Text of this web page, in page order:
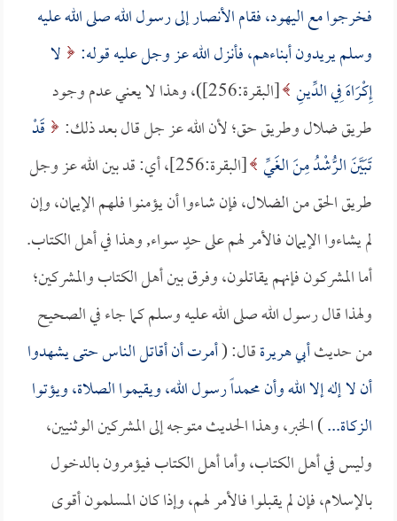
فخرجوا مع اليهود، فقام الأنصار إلى رسول الله صلى الله عليه
وسلم يريدون أبناءهم، فأنزل الله عز وجل عليه قوله:
لا
إِكْرَاهَ فِي الدِّينِ
[البقرة:256])، وهذا لا يعني عدم وجود
طريق ضلال وطريق حق؛ لأن الله عز جل قال بعد ذلك:
قَدْ
تَبَيَّنَ الرُّشْدُ مِنَ الغَيِّ
[البقرة:256]، أي: قد بين الله عز وجل
طريق الحق من الضلال، فإن شاءوا أن يؤمنوا فلهم الإيمان، وإن
لم يشاءوا الإيمان فالأمر لهم على حدٍ سواء, وهذا في أهل الكتاب.
أما المشركون فإنهم يقاتلون، وفرق بين أهل الكتاب والمشركين؛
ولهذا قال رسول الله صلى الله عليه وسلم كما جاء في الصحيح
من حديثأبي هريرةقال: (أمرت أن أقاتل الناس حتى يشهدوا
أن لا إله إلا الله وأن محمداً رسول الله، ويقيموا الصلاة، ويؤتوا
الزكاة...) الخبر، وهذا الحديث متوجه إلى المشركين الوثنيين،
وليس في أهل الكتاب، وأما أهل الكتاب فيؤمرون بالدخول
بالإسلام، فإن لم يقبلوا فالأمر لهم، وإذا كان المسلمون أقوى